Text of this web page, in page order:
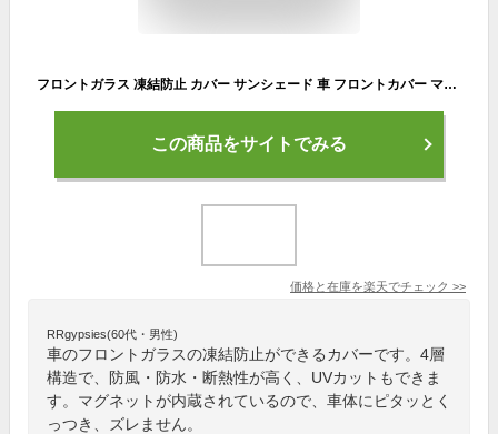
フロントガラス 凍結防止 カバー サンシェード 車 フロントカバー マグネット式 車用サンシェード カーサンシェード 凍結防止シート 雪対策 日よけ UV紫外線カット 4層加工 反射材 鏡保護 中大型SUV MPV 軽自動車 車種汎用 車中泊 防風防水 落葉 積雪 厚手 四季兼用 送料無料
この商品をサイトでみる
価格と在庫を楽天でチェック >>
RRgypsies(60代・男性)
車のフロントガラスの凍結防止ができるカバーです。4層
構造で、防風・防水・断熱性が高く、UVカットもできま
す。マグネットが内蔵されているので、車体にピタッとく
っつき、ズレません。